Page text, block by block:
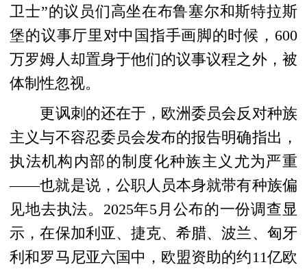
卫士”的议员们高坐在布鲁塞尔和斯特拉斯
堡的议事厅里对中国指手画脚的时候，600
万罗姆人却置身于他们的议事议程之外，被
体制性忽视。
更讽刺的还在于，欧洲委员会反对种族
主义与不容忍委员会‌发布的报告明确指出，
执法机构内部的制度化种族主义尤为严重
——也就是说，公职人员本身就带有种族偏
见地去执法。2025年5月公布的一份调查显
示，在保加利亚、捷克、希腊、波兰、匈牙
利和罗马尼亚六国中，欧盟资助的约11亿欧